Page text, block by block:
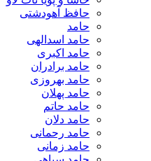
حافظ آهودشتی
حامد
حامد اسدالهی
حامد اکبری
حامد برادران
حامد بهروزی
حامد پهلان
حامد حاتم
حامد دلان
حامد رحمانی
حامد زمانی